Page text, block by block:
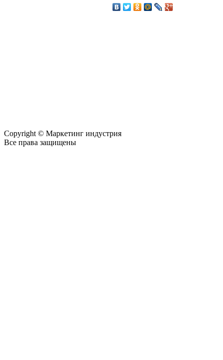
Copyright © Маркетинг индустрия
Все права защищены